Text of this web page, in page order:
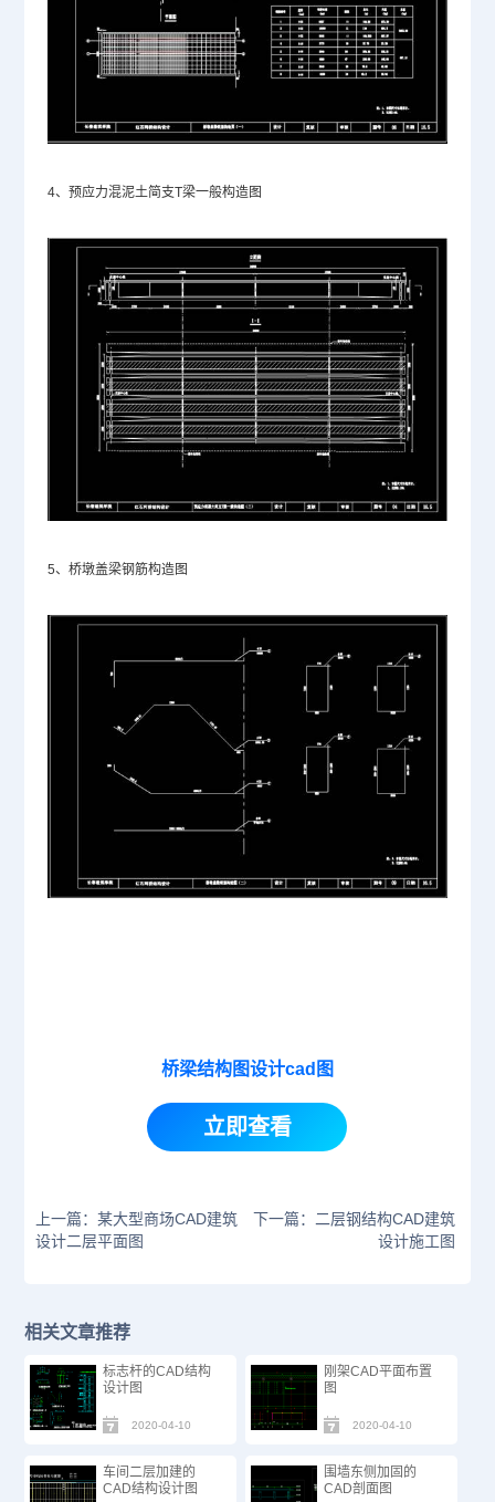
4、预应力混泥土简支T梁一般构造图
5、桥墩盖梁钢筋构造图
桥梁结构图设计cad图
立即查看
上一篇：某大型商场CAD建筑
设计二层平面图
下一篇：二层钢结构CAD建筑
设计施工图
相关文章推荐
标志杆的CAD结构
设计图
2020-04-10
刚架CAD平面布置
图
2020-04-10
车间二层加建的
CAD结构设计图
围墙东侧加固的
CAD剖面图